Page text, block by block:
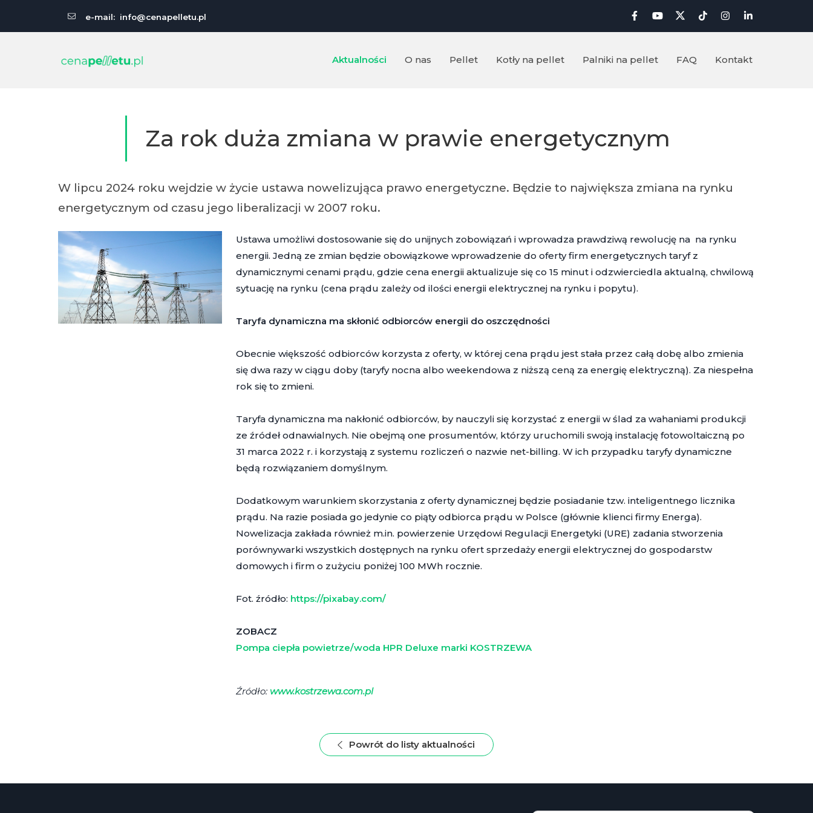
e-mail: info@cenapelletu.pl
Aktualności O nas Pellet Kotły na pellet Palniki na pellet FAQ Kontakt
Za rok duża zmiana w prawie energetycznym
W lipcu 2024 roku wejdzie w życie ustawa nowelizująca prawo energetyczne. Będzie to największa zmiana na rynku
energetycznym od czasu jego liberalizacji w 2007 roku.
Ustawa umożliwi dostosowanie się do unijnych zobowiązań i wprowadza prawdziwą rewolucję na na rynku
energii. Jedną ze zmian będzie obowiązkowe wprowadzenie do oferty firm energetycznych taryf z
dynamicznymi cenami prądu, gdzie cena energii aktualizuje się co 15 minut i odzwierciedla aktualną, chwilową
sytuację na rynku (cena prądu zależy od ilości energii elektrycznej na rynku i popytu).
Taryfa dynamiczna ma skłonić odbiorców energii do oszczędności
Obecnie większość odbiorców korzysta z oferty, w której cena prądu jest stała przez całą dobę albo zmienia
się dwa razy w ciągu doby (taryfy nocna albo weekendowa z niższą ceną za energię elektryczną). Za niespełna
rok się to zmieni.
Taryfa dynamiczna ma nakłonić odbiorców, by nauczyli się korzystać z energii w ślad za wahaniami produkcji
ze źródeł odnawialnych. Nie obejmą one prosumentów, którzy uruchomili swoją instalację fotowoltaiczną po
31 marca 2022 r. i korzystają z systemu rozliczeń o nazwie net-billing. W ich przypadku taryfy dynamiczne
będą rozwiązaniem domyślnym.
Dodatkowym warunkiem skorzystania z oferty dynamicznej będzie posiadanie tzw. inteligentnego licznika
prądu. Na razie posiada go jedynie co piąty odbiorca prądu w Polsce (głównie klienci firmy Energa).
Nowelizacja zakłada również m.in. powierzenie Urzędowi Regulacji Energetyki (URE) zadania stworzenia
porównywarki wszystkich dostępnych na rynku ofert sprzedaży energii elektrycznej do gospodarstw
domowych i firm o zużyciu poniżej 100 MWh rocznie.
Fot. źródło: https://pixabay.com/
ZOBACZ
Pompa ciepła powietrze/woda HPR Deluxe marki KOSTRZEWA
Źródło: www.kostrzewa.com.pl
Powrót do listy aktualności